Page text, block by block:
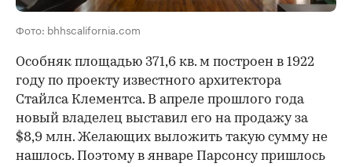
Фото: bhhscalifornia.com
Особняк площадью 371,6 кв. м построен в 1922
году по проекту известного архитектора
Стайлса Клементса. В апреле прошлого года
новый владелец выставил его на продажу за
$8,9 млн. Желающих выложить такую сумму не
нашлось. Поэтому в январе Парсонсу пришлось